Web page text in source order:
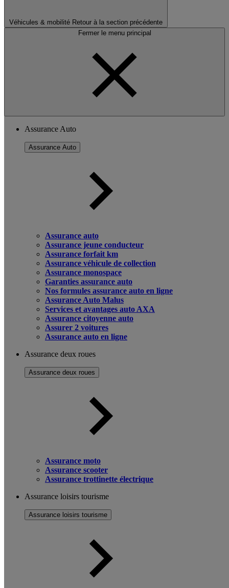
Véhicules & mobilité Retour à la section précédente
Fermer le menu principal
Assurance Auto
Assurance Auto
Assurance auto
Assurance jeune conducteur
Assurance forfait km
Assurance véhicule de collection
Assurance monospace
Garanties assurance auto
Nos formules assurance auto en ligne
Assurance Auto Malus
Services et avantages auto AXA
Assurance citoyenne auto
Assurer 2 voitures
Assurance auto en ligne
Assurance deux roues
Assurance deux roues
Assurance moto
Assurance scooter
Assurance trottinette électrique
Assurance loisirs tourisme
Assurance loisirs tourisme